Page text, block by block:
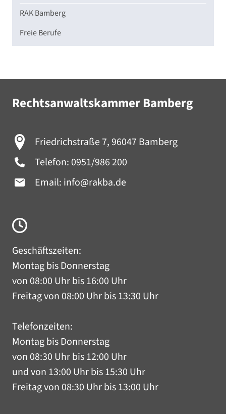
RAK Bamberg
Freie Berufe
Rechtsanwaltskammer Bamberg
Friedrichstraße 7, 96047 Bamberg
Telefon: 0951/986 200
Email: info@rakba.de
Geschäftszeiten:
Montag bis Donnerstag
von 08:00 Uhr bis 16:00 Uhr
Freitag von 08:00 Uhr bis 13:30 Uhr
Telefonzeiten:
Montag bis Donnerstag
von 08:30 Uhr bis 12:00 Uhr
und von 13:00 Uhr bis 15:30 Uhr
Freitag von 08:30 Uhr bis 13:00 Uhr